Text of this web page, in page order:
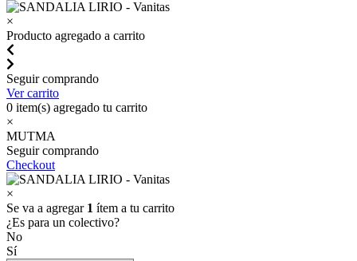
×
Producto agregado a carrito
Seguir comprando
Ver carrito
0 item(s) agregado tu carrito
×
MUTMA
Seguir comprando
Checkout
×
Se va a agregar 1 ítem a tu carrito
¿Es para un colectivo?
No
Sí